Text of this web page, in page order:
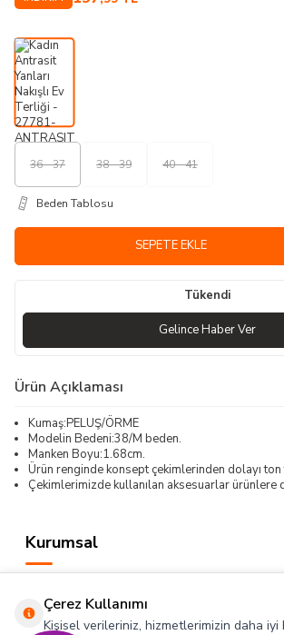
36 - 37 38 - 39 40 - 41
Beden Tablosu
SEPETE EKLE
Tükendi
Gelince Haber Ver
Ürün Açıklaması
Kumaş:PELUŞ/ÖRME
Modelin Bedeni:38/M beden.
Manken Boyu:1.68cm.
Ürün renginde konsept çekimlerinden dolayı ton
Çekimlerimizde kullanılan aksesuarlar ürünlere
Kurumsal
Hızlı Erişim
Çerez Kullanımı
Kişisel verileriniz, hizmetlerimizin daha iyi